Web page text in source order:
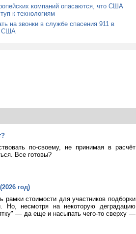
компаний опасаются, что США
к технологиям
на звонки в службе спасения 911 в
США
по-своему, не принимая в расчёт
Все готовы?
год)
стоимости для участников подборки
несмотря на некоторую деградацию
— да еще и насыпать чего-то сверху —